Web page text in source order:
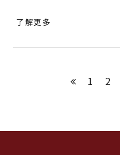
了解更多
上一頁
1 2